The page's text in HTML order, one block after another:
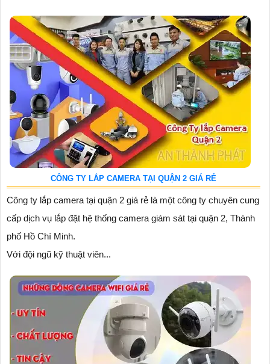
CÔNG TY LẮP CAMERA TẠI QUẬN 2 GIÁ RẺ
Công ty lắp camera tại quận 2 giá rẻ là một công ty chuyên cung
cấp dịch vụ lắp đặt hệ thống camera giám sát tại quận 2, Thành
phố Hồ Chí Minh.
Với đội ngũ kỹ thuật viên...